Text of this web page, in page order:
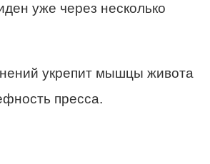
уже через несколько
укрепит мышцы живота
пресса.